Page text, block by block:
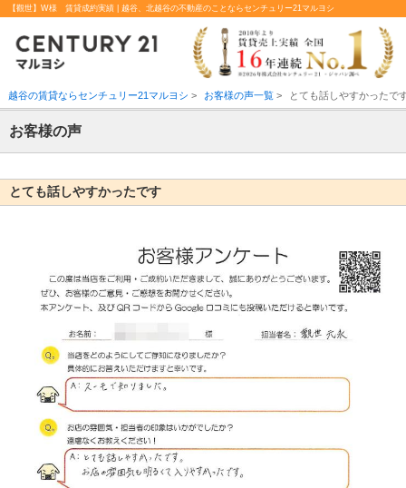
【觀世】W様 賃貸成約実績 | 越谷、北越谷の不動産のことならセンチュリー21マルヨシ
越谷の賃貸ならセンチュリー21マルヨシ > お客様の声一覧> とても話しやすかったで
お客様の声
とても話しやすかったです